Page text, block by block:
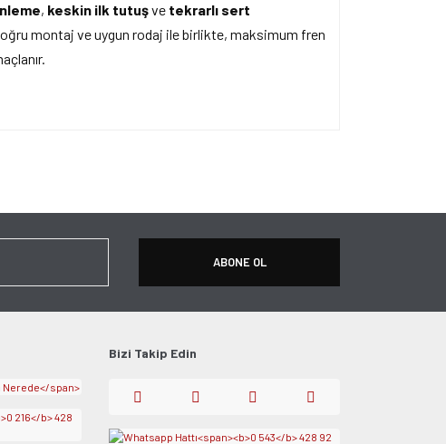
, keskin ilk tutuşve tekrarlı sert
montaj ve uygun rodaj ile birlikte, maksimum fren
ABONE OL
Bizi Takip Edin